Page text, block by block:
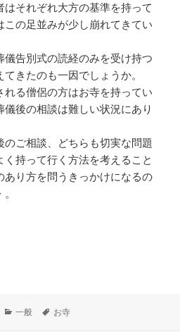
はそれぞれ大方の基準を持って
この足並みが少し崩れてきてい
告別式の読経のみを受け持つ
きたのも一因でしょうか。
る僧侶の方はお寺を持ってい
後の相談は難しい状況にあり
ご相談、どちらも切実な問題
持って行く方法を考えること
あり方を問うきっかけになるの
カ
一般
タ
お寺